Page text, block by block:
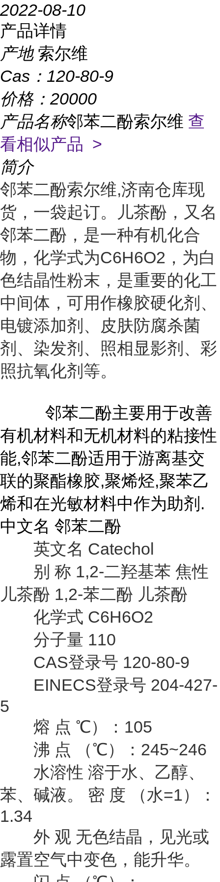
2022-08-10
产品详情
产地 索尔维
Cas： 120-80-9
价格： 20000
产品名称邻苯二酚索尔维 查
看相似产品 >
简介
邻苯二酚索尔维,济南仓库现
货，一袋起订。儿茶酚，又名
邻苯二酚，是一种有机化合
物，化学式为C6H6O2，为白
色结晶性粉末，是重要的化工
中间体，可用作橡胶硬化剂、
电镀添加剂、皮肤防腐杀菌
剂、染发剂、照相显影剂、彩
照抗氧化剂等。
邻苯二酚主要用于改善
有机材料和无机材料的粘接性
能,邻苯二酚适用于游离基交
联的聚酯橡胶,聚烯烃,聚苯乙
烯和在光敏材料中作为助剂.
中文名 邻苯二酚
英文名 Catechol
别 称 1,2-二羟基苯 焦性
儿茶酚 1,2-苯二酚 儿茶酚
化学式 C6H6O2
分子量 110
CAS登录号 120-80-9
EINECS登录号 204-427-
5
熔 点 ℃）：105
沸 点 （℃）：245~246
水溶性 溶于水、乙醇、
苯、碱液。 密 度 （水=1）：
1.34
外 观 无色结晶，见光或
露置空气中变色，能升华。